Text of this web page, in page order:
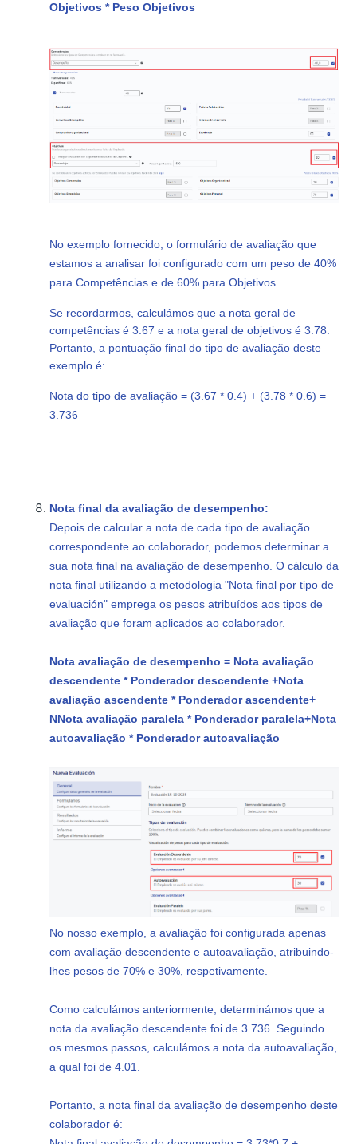
Objetivos * Peso Objetivos
No exemplo fornecido, o formulário de avaliação que
estamos a analisar foi configurado com um peso de 40%
para Competências e de 60% para Objetivos.
Se recordarmos, calculámos que a nota geral de
competências é 3.67 e a nota geral de objetivos é 3.78.
Portanto, a pontuação final do tipo de avaliação deste
exemplo é:
Nota do tipo de avaliação = (3.67 * 0.4) + (3.78 * 0.6) =
3.736
Nota final da avaliação de desempenho:
Depois de calcular a nota de cada tipo de avaliação
correspondente ao colaborador, podemos determinar a
sua nota final na avaliação de desempenho. O cálculo da
nota final utilizando a metodologia "Nota final por tipo de
evaluación" emprega os pesos atribuídos aos tipos de
avaliação que foram aplicados ao colaborador.
Nota avaliação de desempenho = Nota avaliação
descendente * Ponderador descendente +Nota
avaliação ascendente * Ponderador ascendente+
NNota avaliação paralela * Ponderador paralela+Nota
autoavaliação * Ponderador autoavaliação
No nosso exemplo, a avaliação foi configurada apenas
com avaliação descendente e autoavaliação, atribuindo-
lhes pesos de 70% e 30%, respetivamente.
Como calculámos anteriormente, determinámos que a
nota da avaliação descendente foi de 3.736. Seguindo
os mesmos passos, calculámos a nota da autoavaliação,
a qual foi de 4.01.
Portanto, a nota final da avaliação de desempenho deste
colaborador é: